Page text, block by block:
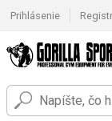
Prihlásenie